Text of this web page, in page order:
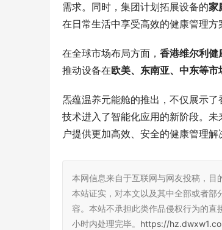
需求。同时，集团计划拓展设备的家
在日常生活中享受高效的健康管理方
在全球市场布局方面， 香港维尔利健
推动设备在欧美、东南亚、中东等市
炁蕴温养元能舱的推出，不仅展示
技术进入了智能化应用的新阶段。未
户提供更加高效、安全的健康管理解
本网信息来自于互联网与网友投稿，
本站证实，对本文以及其中全部或者
容。本站不承担此类作品侵权行为的
小时内处理完毕。 https://